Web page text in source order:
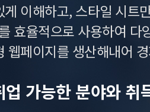
이해하고, 스타일 시트
효율적으로 사용하여 다
웹페이지를 생산해내어
업 가능한 분야와 취